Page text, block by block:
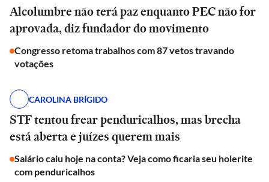
Alcolumbre não terá paz enquanto PEC não for
aprovada, diz fundador do movimento
Congresso retoma trabalhos com 87 vetos travando
votações
CAROLINA BRÍGIDO
STF tentou frear penduricalhos, mas brecha
está aberta e juízes querem mais
Salário caiu hoje na conta? Veja como ficaria seu holerite
com penduricalhos